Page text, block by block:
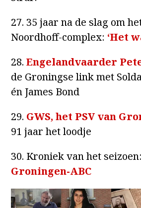
27. 35 jaar na de slag om
Noordhoff-complex: ‘Het
28.Engelandvaarder
de Groningse link met
én James Bond
29. GWS, het PSV van
91 jaar het loodje
30. Kroniek van het
Groningen-ABC